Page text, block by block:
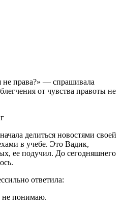
не права?» — спрашивала
от чувства правоты не
делиться новостями своей
в учебе. Это Вадик,
ее подучил. До сегодняшнего
ответила:
понимаю.